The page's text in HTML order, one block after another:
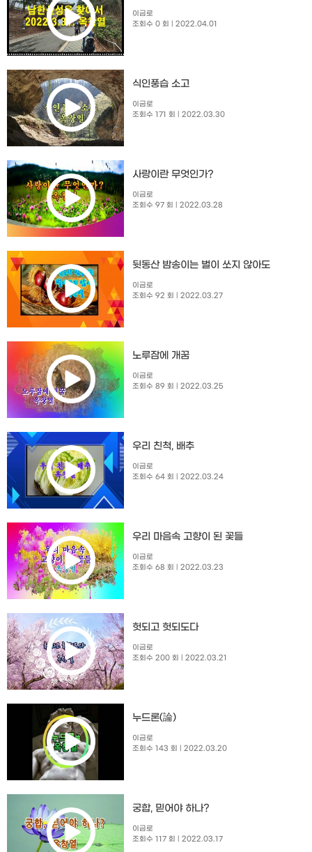
이금로
조회수 0 회
| 2022.04.01
식인풍습 소고
이금로
조회수 171 회
| 2022.03.30
사랑이란 무엇인가?
이금로
조회수 97 회
| 2022.03.28
뒷동산 밤송이는 벌이 쏘지 않아도
이금로
조회수 92 회
| 2022.03.27
노루잠에 개꿈
이금로
조회수 89 회
| 2022.03.25
우리 친척, 배추
이금로
조회수 64 회
| 2022.03.24
우리 마음속 고향이 된 꽃들
이금로
조회수 68 회
| 2022.03.23
헛되고 헛되도다
이금로
조회수 200 회
| 2022.03.21
누드론(論)
이금로
조회수 143 회
| 2022.03.20
궁합, 믿어야 하나?
이금로
조회수 117 회
| 2022.03.17